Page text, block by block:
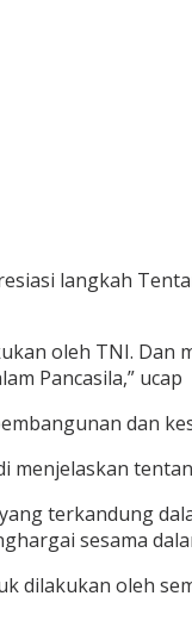
langkah
oleh TNI.
Pancasila,”
dan
terkandung
sesama
dilakukan oleh